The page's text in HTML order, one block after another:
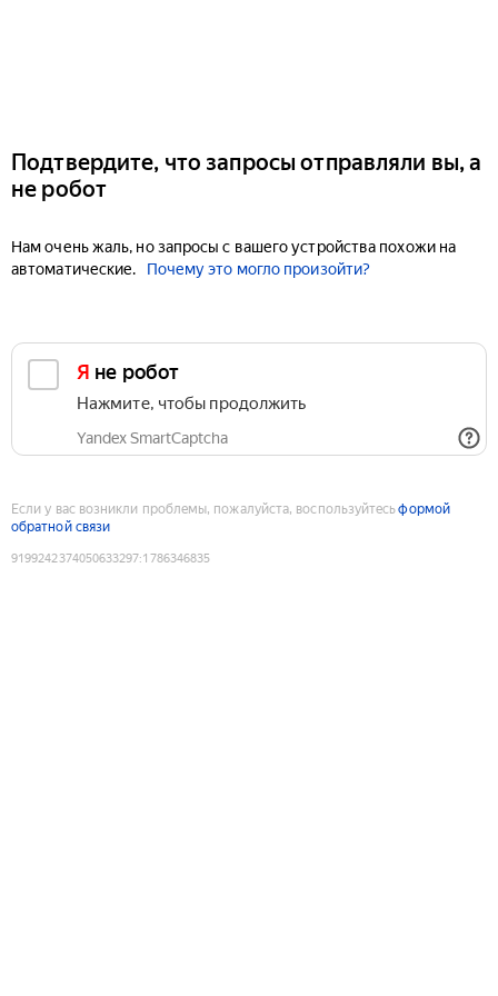
Подтвердите, что запросы отправляли вы, а
не робот
Нам очень жаль, но запросы с вашего устройства похожи на
автоматические.
Почему это могло произойти?
Я не робот
Нажмите, чтобы продолжить
Yandex SmartCaptcha
Если у вас возникли проблемы, пожалуйста, воспользуйтесьформой
обратной связи
9199242374050633297:1786346835